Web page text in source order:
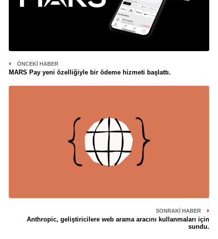
ÖNCEKI HABER
MARS Pay yeni özelliğiyle bir ödeme hizmeti başlattı.
SONRAKI HABER
Anthropic, geliştiricilere web arama aracını kullanmaları için
sundu.